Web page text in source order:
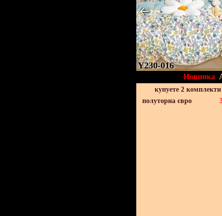
Y230-016
Новинка
купуете 2
полуторна євро